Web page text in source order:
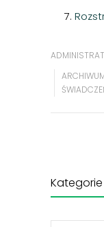
7.
Kategorie